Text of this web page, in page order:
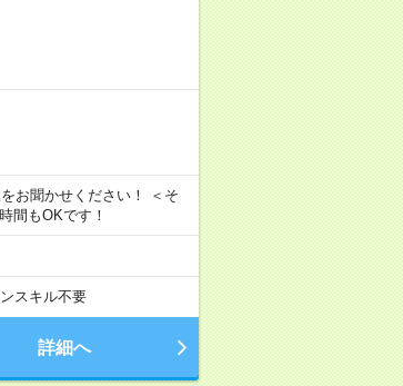
お聞かせください！ ＜そ
間もOKです！
スキル不要
詳細へ